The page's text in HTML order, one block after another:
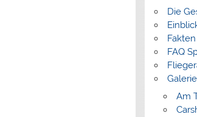
Die
Fakten
FAQ
Galerie
Am